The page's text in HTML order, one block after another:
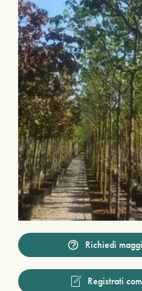
Richiedi
Registrati